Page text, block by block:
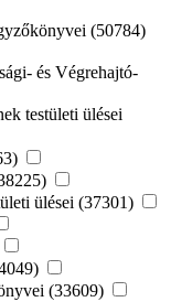
(50784)
és Végrehajtó-
testületi ülései
ülései (37301)
(33609)